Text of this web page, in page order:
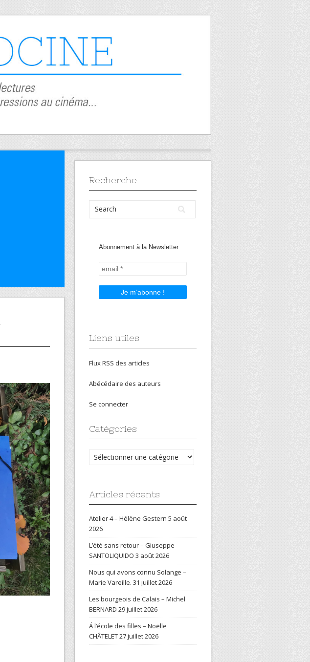
Recherche
Abonnement à la Newsletter
Liens utiles
Flux RSS des articles
Abécédaire des auteurs
Se connecter
Catégories
Catégories
Articles récents
Atelier 4 – Hélène Gestern 5 août
2026
L’été sans retour – Giuseppe
SANTOLIQUIDO 3 août 2026
Nous qui avons connu Solange –
Marie Vareille. 31 juillet 2026
Les bourgeois de Calais – Michel
BERNARD 29 juillet 2026
Á l’école des filles – Noëlle
CHÂTELET27 juillet 2026